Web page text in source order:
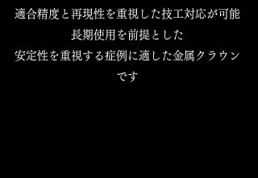
適合精度と再現性を重視した技工対応が可能
長期使用を前提とした
安定性を重視する症例に適した金属クラウン
です